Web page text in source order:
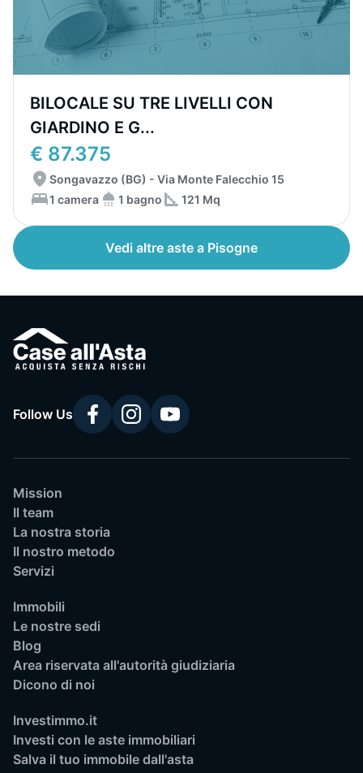
BILOCALE SU TRE LIVELLI CON
GIARDINO E G...
€ 87.375
Songavazzo (BG) - Via Monte Falecchio 15
1 camera
1 bagno 121 Mq
Vedi altre aste a Pisogne
Follow Us
Mission
Il team
La nostra storia
Il nostro metodo
Servizi
Immobili
Le nostre sedi
Blog
Area riservata all'autorità giudiziaria
Dicono di noi
Investimmo.it
Investi con le aste immobiliari
Salva il tuo immobile dall'asta